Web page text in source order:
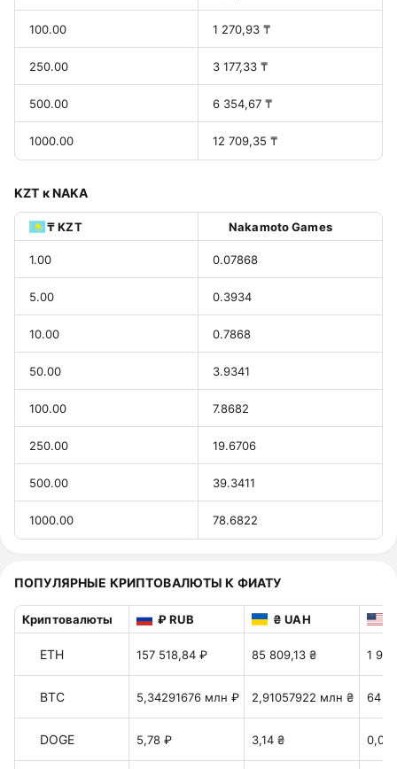
100.00 1 270,93 ₸
250.00 3 177,33 ₸
500.00 6 354,67 ₸
1000.00 12 709,35 ₸
KZT к NAKA
₸ KZT Nakamoto Games
1.00 0.07868
5.00 0.3934
10.00 0.7868
50.00 3.9341
100.00 7.8682
250.00 19.6706
500.00 39.3411
1000.00 78.6822
ПОПУЛЯРНЫЕ КРИПТОВАЛЮТЫ К ФИАТУ
Криптовалюты ₽ RUB ₴ UAH
ETH 157 518,84 ₽ 85 809,13 ₴ 1
BTC 5,34291676 млн ₽ 2,91057922 млн ₴ 64
DOGE 5,78 ₽ 3,14 ₴ 0,07